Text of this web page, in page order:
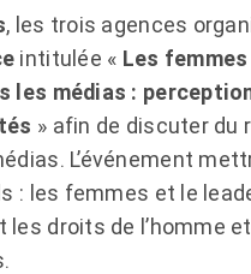
, les trois agences
intitulée « Les
les médias :
» afin de discuter du
L’événement
: les femmes et le
les droits de l’homme